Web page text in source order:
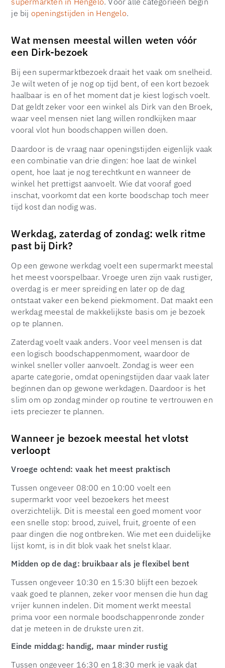
je bij openingstijden in Hengelo.
Wat mensen meestal willen weten vóór
een Dirk-bezoek
Bij een supermarktbezoek draait het vaak om snelheid.
Je wilt weten of je nog op tijd bent, of een kort bezoek
haalbaar is en of het moment dat je kiest logisch voelt.
Dat geldt zeker voor een winkel als Dirk van den Broek,
waar veel mensen niet lang willen rondkijken maar
vooral vlot hun boodschappen willen doen.
Daardoor is de vraag naar openingstijden eigenlijk vaak
een combinatie van drie dingen: hoe laat de winkel
opent, hoe laat je nog terechtkunt en wanneer de
winkel het prettigst aanvoelt. Wie dat vooraf goed
inschat, voorkomt dat een korte boodschap toch meer
tijd kost dan nodig was.
Werkdag, zaterdag of zondag: welk ritme
past bij Dirk?
Op een gewone werkdag voelt een supermarkt meestal
het meest voorspelbaar. Vroege uren zijn vaak rustiger,
overdag is er meer spreiding en later op de dag
ontstaat vaker een bekend piekmoment. Dat maakt een
werkdag meestal de makkelijkste basis om je bezoek
op te plannen.
Zaterdag voelt vaak anders. Voor veel mensen is dat
een logisch boodschappenmoment, waardoor de
winkel sneller voller aanvoelt. Zondag is weer een
aparte categorie, omdat openingstijden daar vaak later
beginnen dan op gewone werkdagen. Daardoor is het
slim om op zondag minder op routine te vertrouwen en
iets preciezer te plannen.
Wanneer je bezoek meestal het vlotst
verloopt
Vroege ochtend: vaak het meest praktisch
Tussen ongeveer 08:00 en 10:00 voelt een
supermarkt voor veel bezoekers het meest
overzichtelijk. Dit is meestal een goed moment voor
een snelle stop: brood, zuivel, fruit, groente of een
paar dingen die nog ontbreken. Wie met een duidelijke
lijst komt, is in dit blok vaak het snelst klaar.
Midden op de dag: bruikbaar als je flexibel bent
Tussen ongeveer 10:30 en 15:30 blijft een bezoek
vaak goed te plannen, zeker voor mensen die hun dag
vrijer kunnen indelen. Dit moment werkt meestal
prima voor een normale boodschappenronde zonder
dat je meteen in de drukste uren zit.
Einde middag: handig, maar minder rustig
Tussen ongeveer 16:30 en 18:30 merk je vaak dat